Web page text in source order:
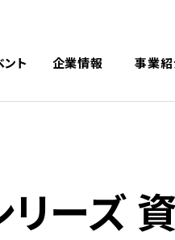
ント 企業情報 事業
リーズ